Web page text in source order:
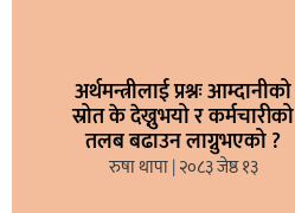
अर्थमन्त्रीलाई प्रश्नः आम्दानीको
स्रोत के देख्नुभयो र कर्मचारीको
तलब बढाउन लाग्नुभएको ?
रुषा थापा २०८३ जेष्ठ १३